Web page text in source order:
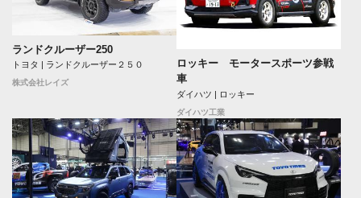
ランドクルーザー250
トヨタ | ランドクルーザー２５０
株式会社レイズ
ロッキー モータースポーツ参戦
車
ダイハツ | ロッキー
ダイハツ工業